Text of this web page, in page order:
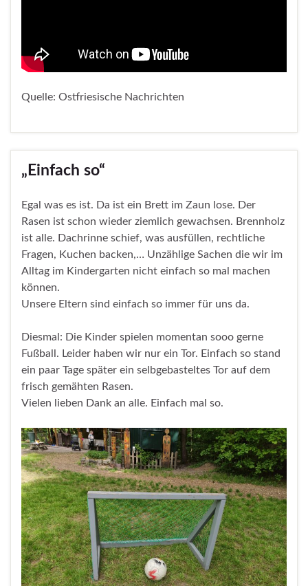
Quelle: Ostfriesische Nachrichten
„Einfach so“
Egal was es ist. Da ist ein Brett im Zaun lose. Der
Rasen ist schon wieder ziemlich gewachsen. Brennholz
ist alle. Dachrinne schief, was ausfüllen, rechtliche
Fragen, Kuchen backen,… Unzählige Sachen die wir im
Alltag im Kindergarten nicht einfach so mal machen
können.
Unsere Eltern sind einfach so immer für uns da.
Diesmal: Die Kinder spielen momentan sooo gerne
Fußball. Leider haben wir nur ein Tor. Einfach so stand
ein paar Tage später ein selbgebasteltes Tor auf dem
frisch gemähten Rasen.
Vielen lieben Dank an alle. Einfach mal so.